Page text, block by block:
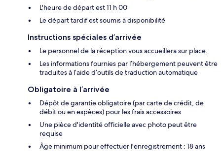
L'heure de départ est 11 h 00
Le départ tardif est soumis à disponibilité
Instructions spéciales d’arrivée
Le personnel de la réception vous accueillera sur place.
Les informations fournies par l’hébergement peuvent être
traduites à l’aide d’outils de traduction automatique
Obligatoire à l’arrivée
Dépôt de garantie obligatoire (par carte de crédit, de
débit ou en espèces) pour les frais accessoires
Une pièce d'identité officielle avec photo peut être
requise
Âge minimum pour effectuer l'enregistrement : 18 ans